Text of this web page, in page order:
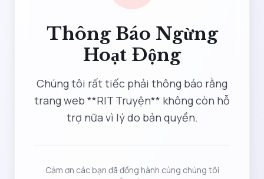
Thông Báo Ngừng
Hoạt Động
Chúng tôi rất tiếc phải thông báo rằng
trang web **RIT Truyện** không còn hỗ
trợ nữa vì lý do bản quyền.
Cảm ơn các bạn đã đồng hành cùng chúng tôi